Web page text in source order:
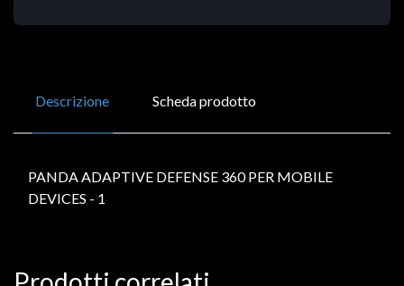
Descrizione Scheda prodotto
PANDA ADAPTIVE DEFENSE 360 PER MOBILE
DEVICES - 1